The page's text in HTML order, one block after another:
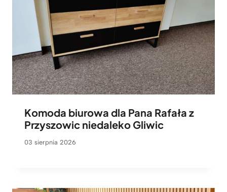
Komoda biurowa dla Pana Rafała z
Przyszowic niedaleko Gliwic
03 sierpnia 2026